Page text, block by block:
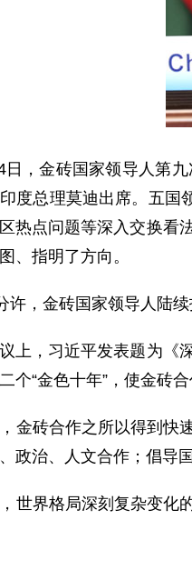
金砖国家领导人第九
度总理莫迪出席。五国
热点问题等深入交换看
、指明了方向。
金砖国家领导人陆续
，习近平发表题为《
个“金色十年”，使金砖
砖合作之所以得到快速
政治、人文合作；倡导
界格局深刻复杂变化的